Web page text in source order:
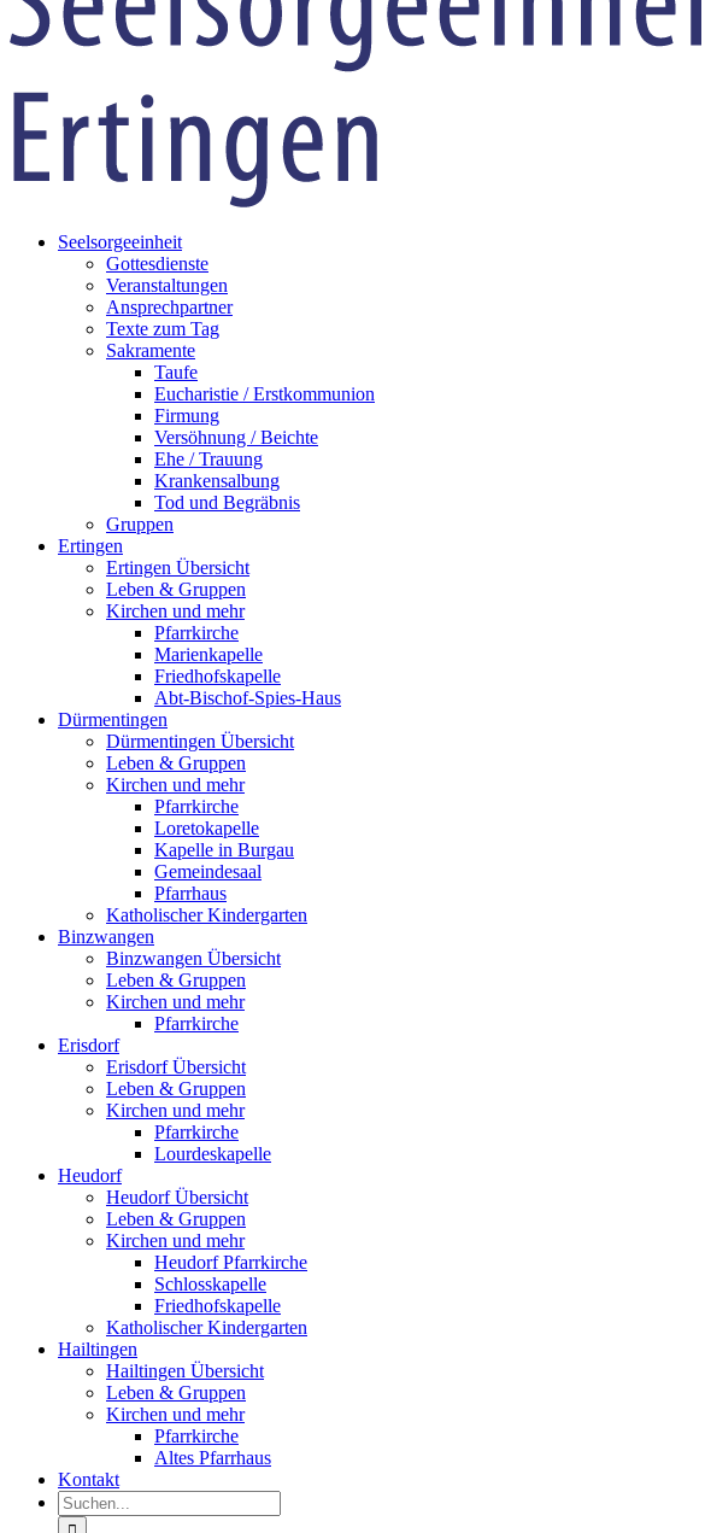
Seelsorgeeinheit
Gottesdienste
Veranstaltungen
Ansprechpartner
Texte zum Tag
Sakramente
Taufe
Eucharistie / Erstkommunion
Firmung
Versöhnung / Beichte
Ehe / Trauung
Krankensalbung
Tod und Begräbnis
Gruppen
Ertingen
Ertingen Übersicht
Leben & Gruppen
Kirchen und mehr
Pfarrkirche
Marienkapelle
Friedhofskapelle
Abt-Bischof-Spies-Haus
Dürmentingen
Dürmentingen Übersicht
Leben & Gruppen
Kirchen und mehr
Pfarrkirche
Loretokapelle
Kapelle in Burgau
Gemeindesaal
Pfarrhaus
Katholischer Kindergarten
Binzwangen
Binzwangen Übersicht
Leben & Gruppen
Kirchen und mehr
Pfarrkirche
Erisdorf
Erisdorf Übersicht
Leben & Gruppen
Kirchen und mehr
Pfarrkirche
Lourdeskapelle
Heudorf
Heudorf Übersicht
Leben & Gruppen
Kirchen und mehr
Heudorf Pfarrkirche
Schlosskapelle
Friedhofskapelle
Katholischer Kindergarten
Hailtingen
Hailtingen Übersicht
Leben & Gruppen
Kirchen und mehr
Pfarrkirche
Altes Pfarrhaus
Kontakt
Suche
nach: